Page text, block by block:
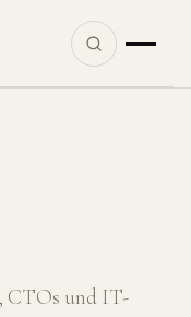
CTOs und IT-